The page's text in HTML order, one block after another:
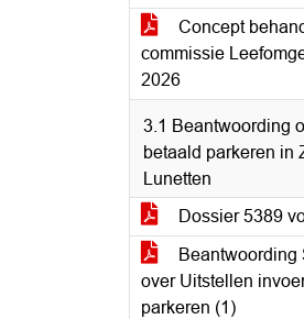
Concept
commissie
2026
3.1 Beantwoording
betaald parkeren in
Lunetten
Dossier 5389
Beantwoording
over Uitstellen
parkeren (1)